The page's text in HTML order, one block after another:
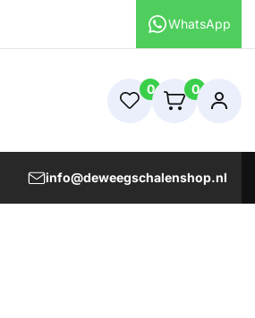
WhatsApp
0 0
info@deweegschalenshop.nl